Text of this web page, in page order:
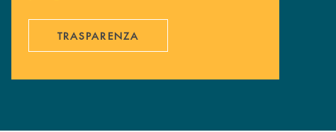
TRASPARENZA